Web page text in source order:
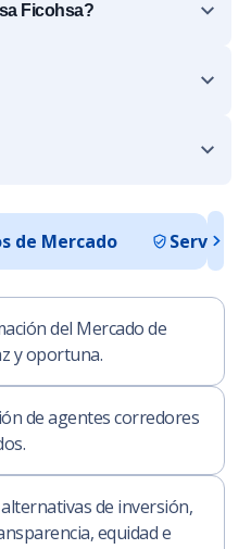
Ficohsa?
de Mercado Servicios
del Mercado de
y oportuna.
de agentes corredores
de inversión,
equidad e